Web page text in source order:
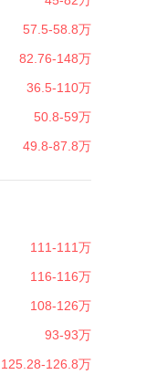
57.5-58.8万
82.76-148万
36.5-110万
50.8-59万
49.8-87.8万
111-111万
116-116万
108-126万
93-93万
125.28-126.8万